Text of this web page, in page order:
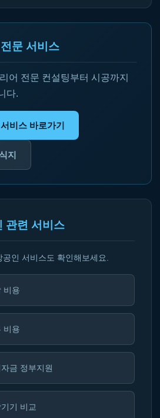
문 서비스
어 전문 컨설팅부터 시공까지
다.
비스 바로가기
지
관련 서비스
인 서비스도 확인해보세요.
비용
비용
금 정부지원
기 비교